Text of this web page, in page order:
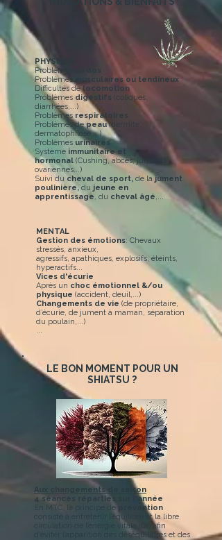
PHYSIQUE
Problèmes de
dos
Problèmes
musculaires ou tendineux
Difficultés delocomotion
Problèmes digestifs (coliques,
diarrhées,...)
Problèmes respiratoires
Problèmes depeau(dermite,
dermatophilose,...)
Problèmes urinaires
Système immunitaire et
hormonal (Cushing, abcès, juments
ovariennes...)
Suivi du cheval de sport, de lajument
poulinière,du jeune en
apprentissage, du cheval âgé,...
MENTAL
Gestion des émotions: Chevaux
stressés, anxieux,
agressifs, apathiques, explosifs, éteints,
hyperactifs...
Vices d'écurie
Après un choc émotionnel &/ou
physique (accident, deuil,...)
Changements de vie (de propriétaire,
d’écurie, de jument à maman, séparation
du poulain,...)
...
LE BON MOMENT POUR UN
SHIATSU ?
Aux changements de saison
4 séances réparties sur l'année
En MTC, le principe de
prévention
consiste à entretenir l’équilibre et la libre
circulation de l’énergie vitale (Qi) afin
d’éviter l’apparition des déséquilibres et des